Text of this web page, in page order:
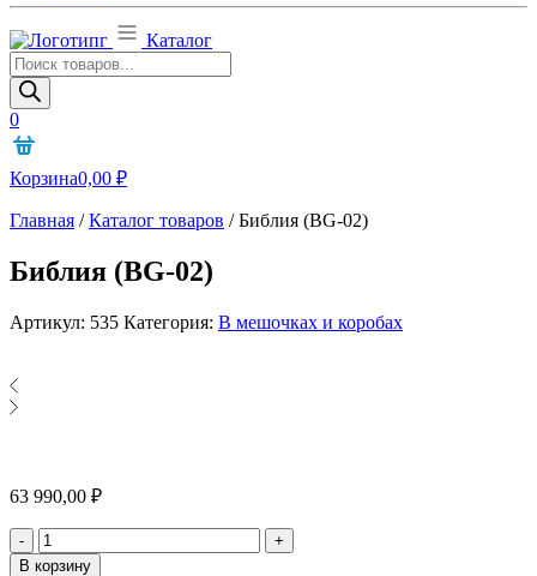
Каталог
Поиск
товаров
0
Корзина0,00 ₽
Главная /Каталог товаров /Библия (BG-02)
Библия (BG-02)
Артикул: 535 Категория: В мешочках и коробах
63 990,00 ₽
- Количество
+
В корзину